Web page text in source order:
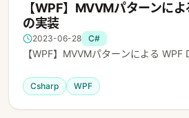
【WPF】MVVMパターンに
の実装
2023-06-28 C#
【WPF】MVVMパターンによる
Csharp WPF